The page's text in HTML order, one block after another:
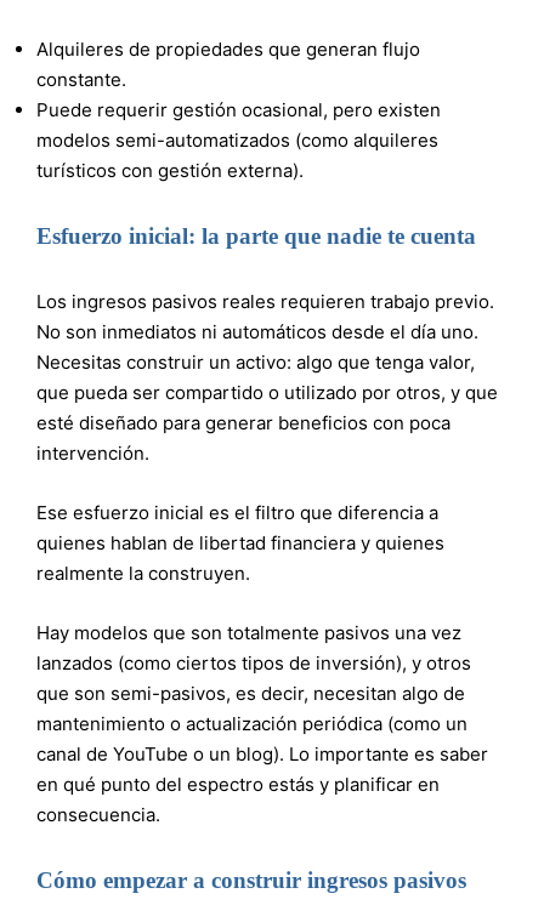
Alquileres de propiedades que generan flujo
constante.
Puede requerir gestión ocasional, pero existen
modelos semi-automatizados (como alquileres
turísticos con gestión externa).
Esfuerzo inicial: la parte que nadie te cuenta
Los ingresos pasivos reales requieren trabajo previo.
No son inmediatos ni automáticos desde el día uno.
Necesitas construir un activo: algo que tenga valor,
que pueda ser compartido o utilizado por otros, y que
esté diseñado para generar beneficios con poca
intervención.
Ese esfuerzo inicial es el filtro que diferencia a
quienes hablan de libertad financiera y quienes
realmente la construyen.
Hay modelos que son totalmente pasivos una vez
lanzados (como ciertos tipos de inversión), y otros
que son semi-pasivos, es decir, necesitan algo de
mantenimiento o actualización periódica (como un
canal de YouTube o un blog). Lo importante es saber
en qué punto del espectro estás y planificar en
consecuencia.
Cómo empezar a construir ingresos pasivos